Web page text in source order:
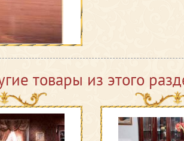
товары из этого